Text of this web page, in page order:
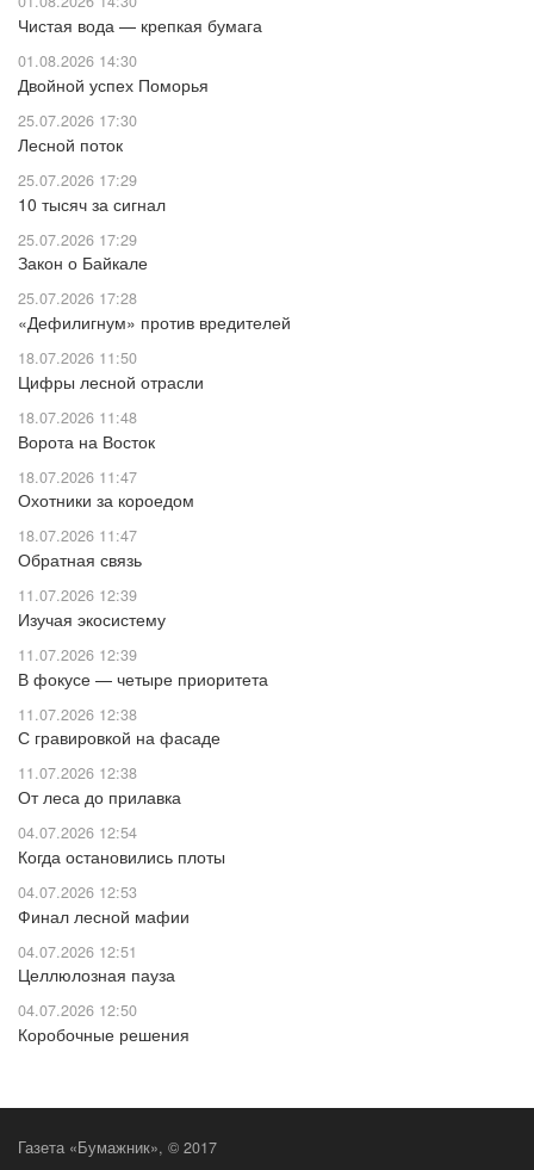
Чистая вода — крепкая бумага
01.08.2026 14:30
Двойной успех Поморья
25.07.2026 17:30
Лесной поток
25.07.2026 17:29
10 тысяч за сигнал
25.07.2026 17:29
Закон о Байкале
25.07.2026 17:28
«Дефилигнум» против вредителей
18.07.2026 11:50
Цифры лесной отрасли
18.07.2026 11:48
Ворота на Восток
18.07.2026 11:47
Охотники за короедом
18.07.2026 11:47
Обратная связь
11.07.2026 12:39
Изучая экосистему
11.07.2026 12:39
В фокусе — четыре приоритета
11.07.2026 12:38
С гравировкой на фасаде
11.07.2026 12:38
От леса до прилавка
04.07.2026 12:54
Когда остановились плоты
04.07.2026 12:53
Финал лесной мафии
04.07.2026 12:51
Целлюлозная пауза
04.07.2026 12:50
Коробочные решения
Газета «Бумажник», © 2017